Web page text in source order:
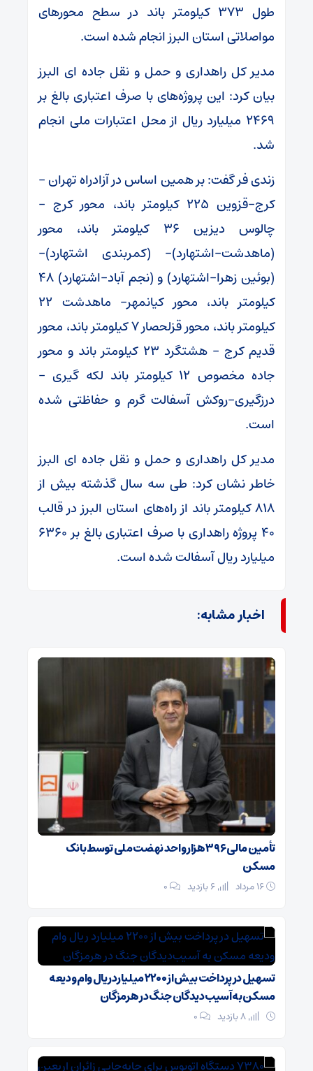
طول ۳۷۳ کیلومتر باند در سطح محورهای
مواصلاتی استان البرز انجام شده است.
مدیر کل راهداری و حمل و نقل جاده ای البرز
بیان کرد: این پروژه‌های با صرف اعتباری بالغ بر
۲۴۶۹ میلیارد ریال از محل اعتبارات ملی انجام
شد.
زندی فر گفت: بر همین اساس در آزادراه تهران –
کرج-قزوین ۲۲۵ کیلومتر باند، محور کرج –
چالوس دیزین ۳۶ کیلومتر باند، محور
(ماهدشت-اشتهارد)- (کمربندی اشتهارد)-
(بوئین زهرا-اشتهارد) و (نجم آباد-اشتهارد) ۴۸
کیلومتر باند، محور کیانمهر- ماهدشت ۲۲
کیلومتر باند، محور قزلحصار ۷ کیلومتر باند، محور
قدیم کرج – هشتگرد ۲۳ کیلومتر باند و محور
جاده مخصوص ۱۲ کیلومتر باند لکه گیری –
درزگیری-روکش آسفالت گرم و حفاظتی شده
است.
مدیر کل راهداری و حمل و نقل جاده ای البرز
خاطر نشان کرد: طی سه سال گذشته بیش از
۸۱۸ کیلومتر باند از راه‌های استان البرز در قالب
۴۰ پروژه راهداری با صرف اعتباری بالغ بر ۶۳۶۰
میلیارد ریال آسفالت شده است.
اخبار مشابه:
تأمین مالی ۳۹۶ هزار واحد نهضت ملی توسط بانک
مسکن
۰
تسهیل در پرداخت بیش از ۲۲۰۰ میلیارد ریال وام ودیعه
مسکن به آسیب‌دیدگان جنگ در هرمزگان
۰